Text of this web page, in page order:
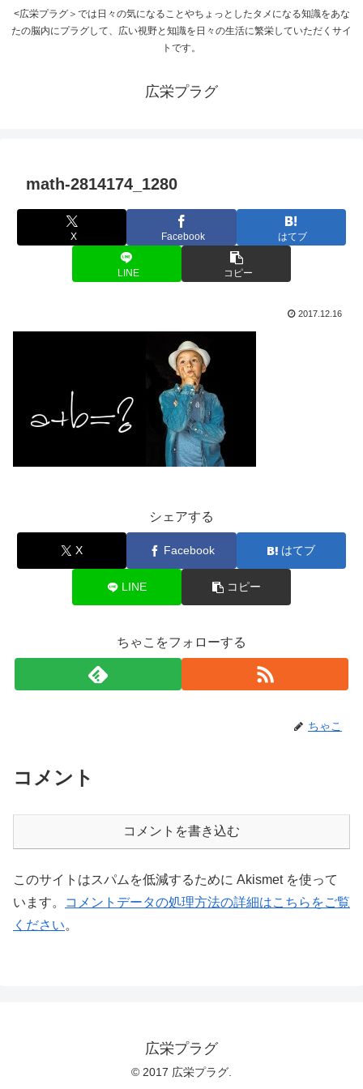
<広栄プラグ＞では日々の気になることやちょっとしたタメになる知識をあな
たの脳内にプラグして、広い視野と知識を日々の生活に繁栄していただくサイ
トです。
広栄プラグ
math-2814174_1280
X Facebook はてブ
LINE コピー
2017.12.16
シェアする
X Facebook はてブ
LINE コピー
ちゃこをフォローする
ちゃこ
コメント
コメントを書き込む
このサイトはスパムを低減するために Akismet を使って
います。
コメントデータの処理方法の詳細はこちらをご覧
ください。
広栄プラグ
© 2017 広栄プラグ.